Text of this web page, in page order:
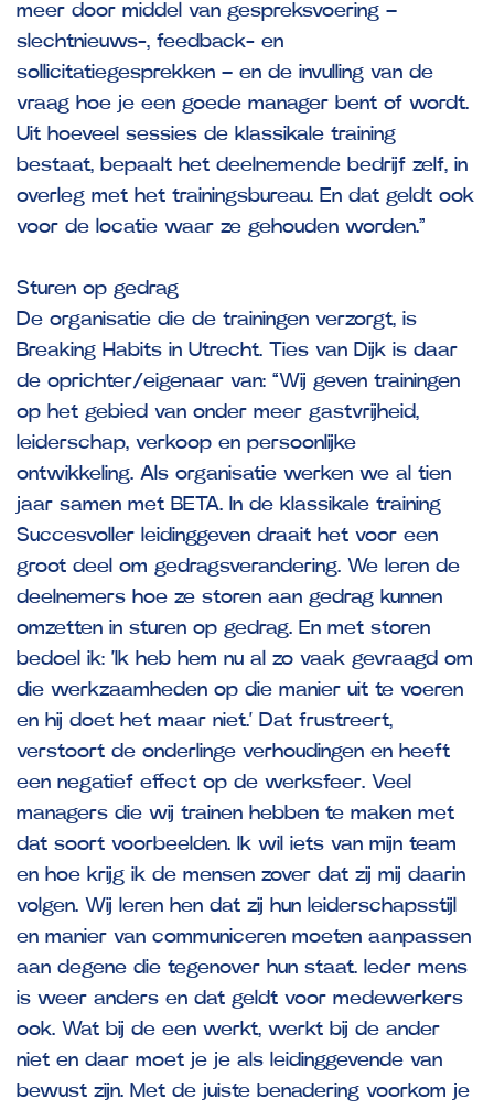
meer door middel van gespreksvoering –
slechtnieuws-, feedback- en
sollicitatiegesprekken – en de invulling van de
vraag hoe je een goede manager bent of wordt.
Uit hoeveel sessies de klassikale training
bestaat, bepaalt het deelnemende bedrijf zelf, in
overleg met het trainingsbureau. En dat geldt ook
voor de locatie waar ze gehouden worden.”
Sturen op gedrag
De organisatie die de trainingen verzorgt, is
Breaking Habits in Utrecht. Ties van Dijk is daar
de oprichter/eigenaar van: “Wij geven trainingen
op het gebied van onder meer gastvrijheid,
leiderschap, verkoop en persoonlijke
ontwikkeling. Als organisatie werken we al tien
jaar samen met BETA. In de klassikale training
Succesvoller leidinggeven draait het voor een
groot deel om gedragsverandering. We leren de
deelnemers hoe ze storen aan gedrag kunnen
omzetten in sturen op gedrag. En met storen
bedoel ik: ‘Ik heb hem nu al zo vaak gevraagd om
die werkzaamheden op die manier uit te voeren
en hij doet het maar niet.’ Dat frustreert,
verstoort de onderlinge verhoudingen en heeft
een negatief effect op de werksfeer. Veel
managers die wij trainen hebben te maken met
dat soort voorbeelden. Ik wil iets van mijn team
en hoe krijg ik de mensen zover dat zij mij daarin
volgen. Wij leren hen dat zij hun leiderschapsstijl
en manier van communiceren moeten aanpassen
aan degene die tegenover hun staat. Ieder mens
is weer anders en dat geldt voor medewerkers
ook. Wat bij de een werkt, werkt bij de ander
niet en daar moet je je als leidinggevende van
bewust zijn. Met de juiste benadering voorkom je